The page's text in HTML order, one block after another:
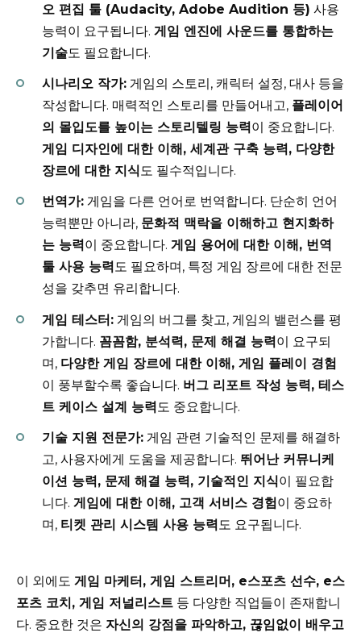
오 편집 툴 (Audacity, Adobe Audition 등) 사용
능력이 요구됩니다. 게임 엔진에 사운드를 통합하는
기술도 필요합니다.
시나리오 작가: 게임의 스토리, 캐릭터 설정, 대사 등을
작성합니다. 매력적인 스토리를 만들어내고, 플레이어
의 몰입도를 높이는 스토리텔링 능력이 중요합니다.
게임 디자인에 대한 이해, 세계관 구축 능력, 다양한
장르에 대한 지식도 필수적입니다.
번역가: 게임을 다른 언어로 번역합니다. 단순히 언어
능력뿐만 아니라, 문화적 맥락을 이해하고 현지화하
는 능력이 중요합니다. 게임 용어에 대한 이해, 번역
툴 사용 능력도 필요하며, 특정 게임 장르에 대한 전문
성을 갖추면 유리합니다.
게임 테스터: 게임의 버그를 찾고, 게임의 밸런스를 평
가합니다. 꼼꼼함, 분석력, 문제 해결 능력이 요구되
며, 다양한 게임 장르에 대한 이해, 게임 플레이 경험
이 풍부할수록 좋습니다. 버그 리포트 작성 능력, 테스
트 케이스 설계 능력 도 중요합니다.
기술 지원 전문가: 게임 관련 기술적인 문제를 해결하
고, 사용자에게 도움을 제공합니다. 뛰어난 커뮤니케
이션 능력, 문제 해결 능력, 기술적인 지식이 필요합
니다. 게임에 대한 이해, 고객 서비스 경험이 중요하
며, 티켓 관리 시스템 사용 능력 도 요구됩니다.
이 외에도 게임 마케터, 게임 스트리머, e스포츠 선수, e스
포츠 코치, 게임 저널리스트 등 다양한 직업들이 존재합니
다. 중요한 것은 자신의 강점을 파악하고, 끊임없이 배우고